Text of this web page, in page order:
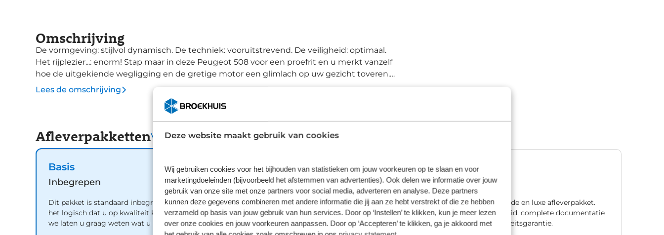
Deze website maakt gebruik van cookies
Wij gebruiken cookies voor het bijhouden van statistieken om jouw voorkeuren op te slaan en voor
marketingdoeleinden (bijvoorbeeld het afstemmen van advertenties). Ook delen we informatie over jouw
gebruik van onze site met onze partners voor social media, adverteren en analyse. Deze partners
kunnen deze gegevens combineren met andere informatie die jij aan ze hebt verstrekt of die ze hebben
verzameld op basis van jouw gebruik van hun services. Door op ‘Instellen’ te klikken, kun je meer lezen
over onze cookies en jouw voorkeuren aanpassen. Door op ‘Accepteren’ te klikken, ga je akkoord met
Omschrijving
De vormgeving: stijlvol dynamisch. De techniek: vooruitstrevend. De veiligheid: optimaal.
Het rijplezier...: enorm! Stap maar in deze Peugeot 508 voor een proefrit en u merkt vanzelf
hoe de uitgekiende wegligging en de gretige motor een glimlach op uw gezicht toveren.
De benzinemotor levert uitstekende prestaties. Op koude en donkere dagen zijn de
verwarmbare voorstoelen een uitkomst. De comfortstoelen zorgen dat u na iedere rit fit
uitstapt. De achterklep opent automatisch met een druk op de knop. Handig als u met volle
handen staat. U wordt in deze auto ook getrakteerd op 17 inch lichtmetalen velgen, LED
koplampen, trailer assistent, extra getint glas, in delen neerklapbare achterbank en LED-
achterlichten. Het digitale dashboard zorgt voor een super functionele display van
totaaloverzicht van de omgeving te geven, ongeacht hoe smal de straat of parkeerplek is.
Adaptive cruise control houdt de ingestelde snelheid vast en houdt automatisch afstand
tot uw voorligger. Spraakbediening herkent uw stem en voert opdrachten uit terwijl u beide
handen aan het stuur houdt. Had u de auto nou wel afgesloten? Met Connected Services
checkt u het overal en altijd. Deze auto is voorzien van full map navigatiesysteem, DAB
ontvangst, regensensor, keyless entry en automatisch dimmende binnenspiegel.
Lees de omschrijving
AfleverpakkettenVergelijk
Basis
Inbegrepen
Dit pakket is standaard inbegrepen. We vinden
het logisch dat u op kwaliteit kunt rekenen en
we laten u graag weten wat u kunt verwachten.
Plus
€ 995,00
Wilt u meer zekerheid door langere garantie en
meer uitgebreide voertuig check dan maakt u
met dit pakket de juiste keuze. Bovendien kunt u
Premium
€ 1.195,00
Ons meest uitgebreide en luxe afleverpakket.
Met één jaar zekerheid, complete documentatie
en natuurlijk mobiliteitsgarantie.